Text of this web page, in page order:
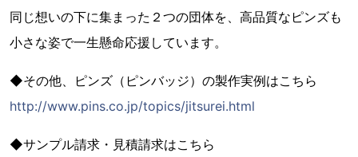
同じ想いの下に集まった２つの団体を、高品質なピンズも
小さな姿で一生懸命応援しています。
◆その他、ピンズ（ピンバッジ）の製作実例はこちら
http://www.pins.co.jp/topics/jitsurei.html
◆サンプル請求・見積請求はこちら